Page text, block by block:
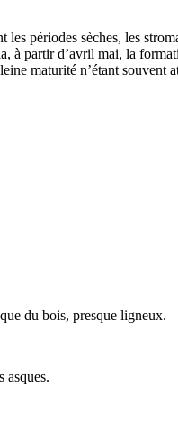
périodes sèches, les
partir d’avril mai, la
maturité n’étant souvent
du bois, presque ligneux.
asques.